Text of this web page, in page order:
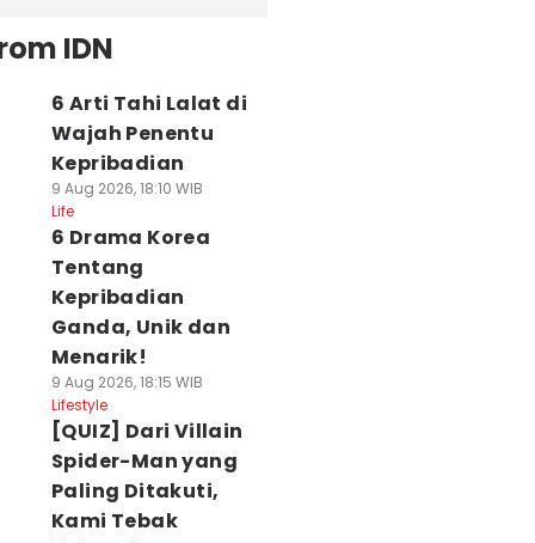
IDN
6 Arti Tahi Lalat di
Wajah Penentu
Kepribadian
9 Aug 2026, 18:10 WIB
Life
6 Drama Korea
Tentang
Kepribadian
Ganda, Unik dan
Menarik!
9 Aug 2026, 18:15 WIB
Lifestyle
[QUIZ] Dari Villain
Spider-Man yang
Paling Ditakuti,
Kami Tebak